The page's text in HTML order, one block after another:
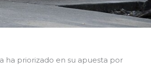
ha priorizado en su apuesta por